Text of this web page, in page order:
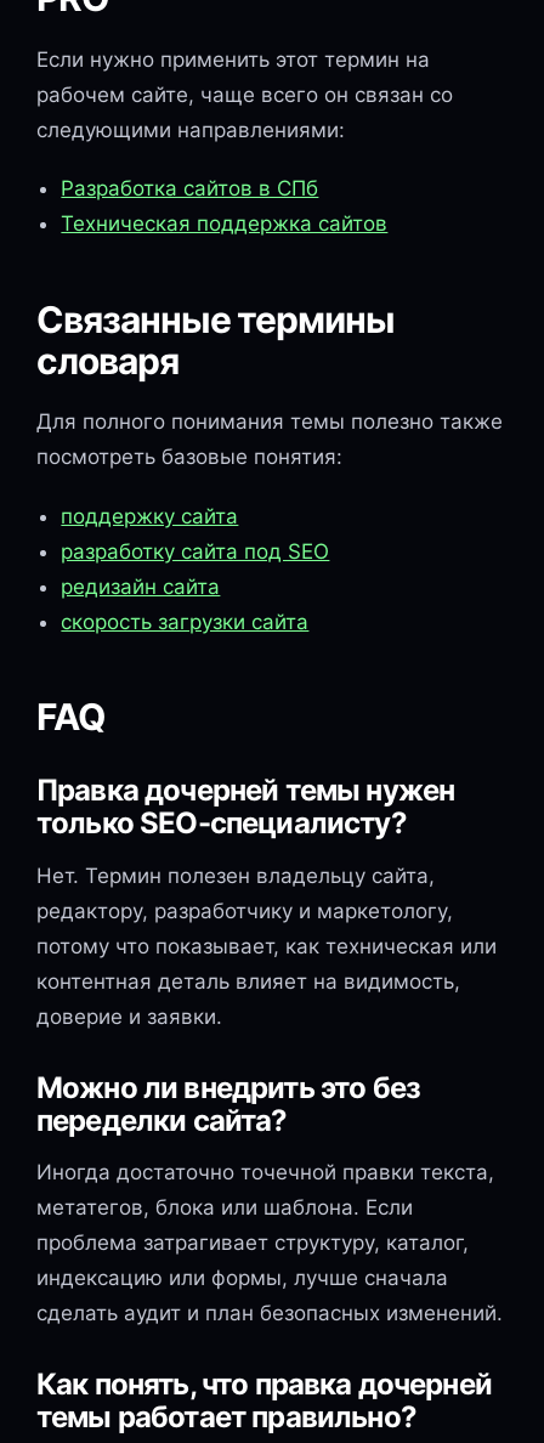
Если нужно применить этот термин на
рабочем сайте, чаще всего он связан со
следующими направлениями:
Разработка сайтов в СПб
Техническая поддержка сайтов
Связанные термины
словаря
Для полного понимания темы полезно также
посмотреть базовые понятия:
поддержку сайта
разработку сайта под SEO
редизайн сайта
скорость загрузки сайта
FAQ
Правка дочерней темы нужен
только SEO-специалисту?
Нет. Термин полезен владельцу сайта,
редактору, разработчику и маркетологу,
потому что показывает, как техническая или
контентная деталь влияет на видимость,
доверие и заявки.
Можно ли внедрить это без
переделки сайта?
Иногда достаточно точечной правки текста,
метатегов, блока или шаблона. Если
проблема затрагивает структуру, каталог,
индексацию или формы, лучше сначала
сделать аудит и план безопасных изменений.
Как понять, что правка дочерней
темы работает правильно?